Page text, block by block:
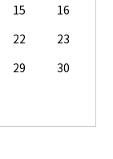
15
16
22
23
29
30